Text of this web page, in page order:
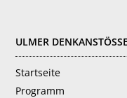
ULMER DENKANSTÖSSE
Startseite
Programm